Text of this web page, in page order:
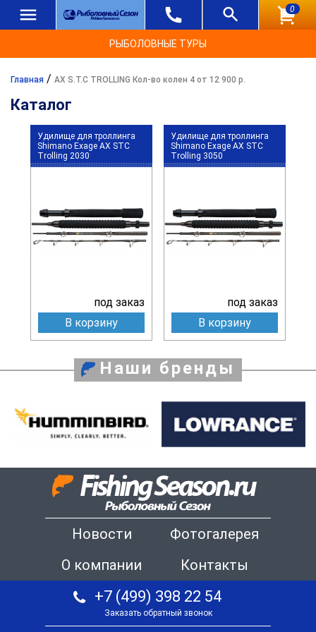
0
РЫБОЛОВНЫЕ ТУРЫ
Главная / AX S.T.C TROLLING Кол-во колен 4 от 12 900 р.
Каталог
Удилище для троллинга
Shimano Exage AX STC
Trolling 2030
под заказ
В корзину
Удилище для троллинга
Shimano Exage AX STC
Trolling 3050
под заказ
В корзину
Наши бренды
Новости
Фотогалерея
О компании
Контакты
+7 (499) 398 22 54
Заказать обратный звонок